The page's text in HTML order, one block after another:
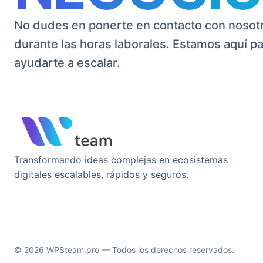
No dudes en ponerte en contacto con
durante las horas laborales. Estamos aquí
ayudarte a escalar.
Transformando ideas complejas en ecosistemas
digitales escalables, rápidos y seguros.
© 2026 WPSteam.pro — Todos los derechos reservados.